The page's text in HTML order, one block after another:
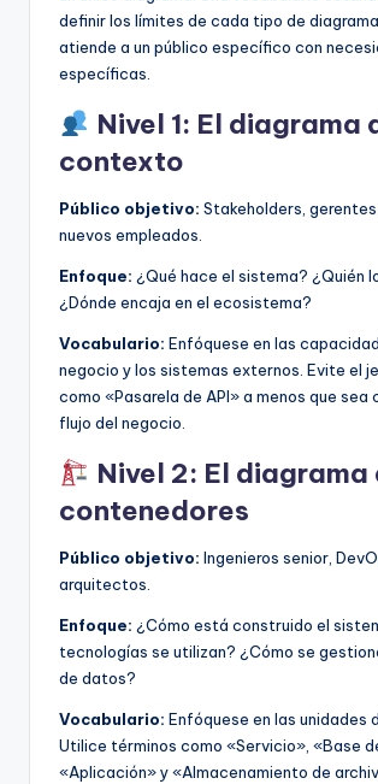
definir los límites de cada tipo de
atiende a un público específico con
específicas.
Nivel 1: El diagrama
contexto
Público objetivo: Stakeholders,
nuevos empleados.
Enfoque: ¿Qué hace el sistema? ¿Quién
¿Dónde encaja en el ecosistema?
Vocabulario: Enfóquese en las
negocio y los sistemas externos. Evite el
como «Pasarela de API» a menos que sea
flujo del negocio.
Nivel 2: El diagrama
contenedores
Público objetivo: Ingenieros senior,
arquitectos.
Enfoque: ¿Cómo está construido el
tecnologías se utilizan? ¿Cómo se
de datos?
Vocabulario: Enfóquese en las unidades
Utilice términos como «Servicio», «Base
«Aplicación» y «Almacenamiento de